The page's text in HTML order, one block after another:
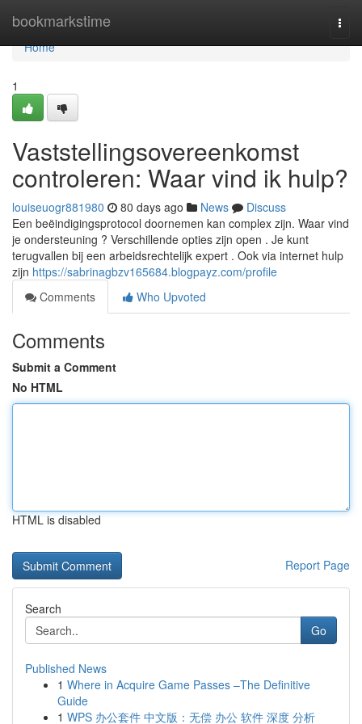
bookmarkstime
Home
Home
1
Vaststellingsovereenkomst
controleren: Waar vind ik hulp?
louiseuogr881980 80 days ago News
Discuss
Een beëindigingsprotocol doornemen kan complex zijn. Waar vind
je ondersteuning ? Verschillende opties zijn open . Je kunt
terugvallen bij een arbeidsrechtelijk expert . Ook via internet hulp
zijn https://sabrinagbzv165684.blogpayz.com/profile
Comments
Who Upvoted
Comments
Submit a Comment
No HTML
HTML is disabled
Report Page
Search
Go
Published News
1 Where in Acquire Game Passes –The Definitive
Guide
1 WPS 办公套件 中文版：无偿 办公 软件 深度 分析